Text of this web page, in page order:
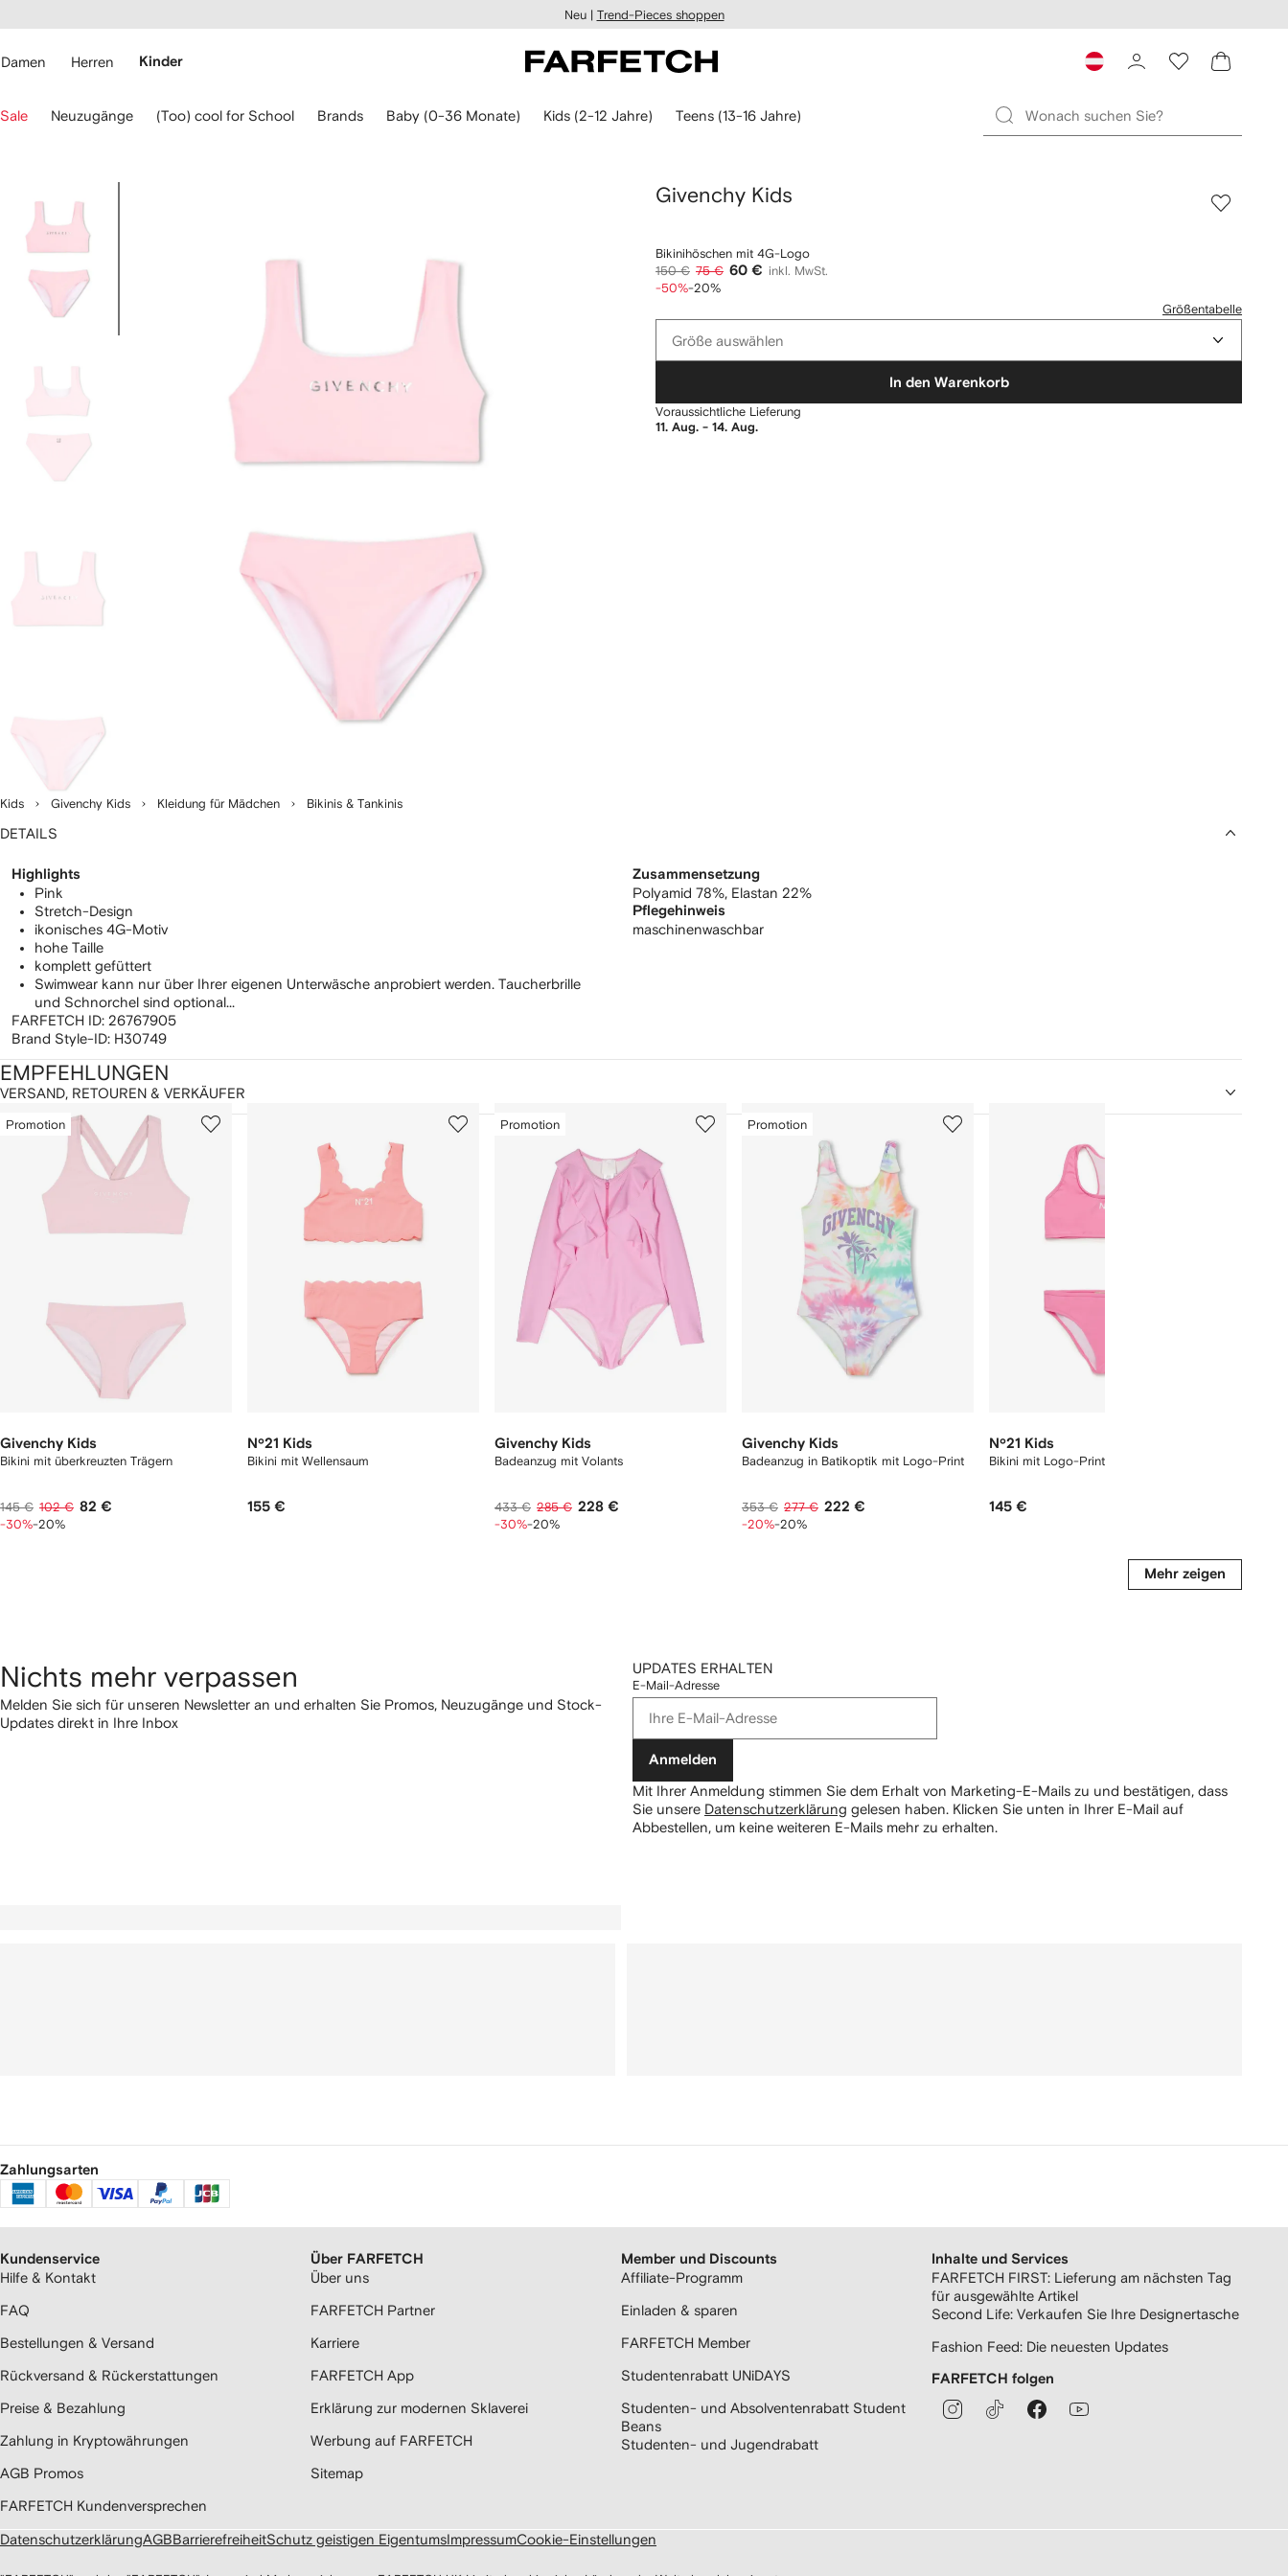
Neu | Trend-Pieces shoppen
Damen Herren Kinder
Sale Neuzugänge (Too) cool for School Brands Baby (0-36 Monate) Kids (2-12 Jahre) Teens (13-16 Jahre)
Kids Givenchy Kids Kleidung für Mädchen Bikinis & Tankinis
Givenchy Kids
Bikinihöschen mit 4G-Logo
150 € 75 € 60 € inkl. MwSt.
-50%-20%
Größentabelle
auswählen
Größe auswählen
In den Warenkorb
Voraussichtliche Lieferung
11. Aug. - 14. Aug.
DETAILS
Highlights
Pink
Stretch-Design
ikonisches 4G-Motiv
hohe Taille
komplett gefüttert
Swimwear kann nur über Ihrer eigenen Unterwäsche anprobiert werden. Taucherbrille
und Schnorchel sind optional...
FARFETCH ID: 26767905
Brand Style-ID: H30749
Zusammensetzung
Polyamid 78%, Elastan 22%
Pflegehinweis
maschinenwaschbar
VERSAND, RETOUREN & VERKÄUFER
EMPFEHLUNGEN
von
Promotion
Givenchy Kids
Bikini mit überkreuzten Trägern
145 € 102 € 82 €
-30%-20%
2
Nº21 Kids
Bikini mit Wellensaum
155 €
3
von
Promotion
Givenchy Kids
Badeanzug mit Volants
433 € 285 € 228 €
-30%-20%
4
von
Promotion
Givenchy Kids
Badeanzug in Batikoptik mit Logo-Print
353 € 277 € 222 €
-20%-20%
5
Nº21 Kids
Bikini mit Logo-Print
145 €
6
Mehr zeigen
Nichts mehr verpassen
Melden Sie sich für unseren Newsletter an und erhalten Sie Promos, Neuzugänge und Stock-
Updates direkt in Ihre Inbox
UPDATES ERHALTEN
E-Mail-Adresse
Anmelden
Mit Ihrer Anmeldung stimmen Sie dem Erhalt von Marketing-E-Mails zu und bestätigen, dass
Sie unsere Datenschutzerklärung gelesen haben. Klicken Sie unten in Ihrer E-Mail auf
Abbestellen, um keine weiteren E-Mails mehr zu erhalten.
Zahlungsarten
Kundenservice
Hilfe & Kontakt
FAQ
Bestellungen & Versand
Rückversand & Rückerstattungen
Preise & Bezahlung
Zahlung in Kryptowährungen
AGB Promos
FARFETCH Kundenversprechen
Über FARFETCH
Über uns
FARFETCH Partner
Karriere
FARFETCH App
Erklärung zur modernen Sklaverei
Werbung auf FARFETCH
Sitemap
Member und Discounts
Affiliate-Programm
Einladen & sparen
FARFETCH Member
Studentenrabatt UNiDAYS
Studenten- und Absolventenrabatt Student
Beans
Studenten- und Jugendrabatt
Inhalte und Services
FARFETCH FIRST: Lieferung am nächsten Tag
für ausgewählte Artikel
Second Life: Verkaufen Sie Ihre Designertasche
Fashion Feed: Die neuesten Updates
FARFETCH folgen
DatenschutzerklärungAGBBarrierefreiheitSchutz geistigen EigentumsImpressumCookie-Einstellungen